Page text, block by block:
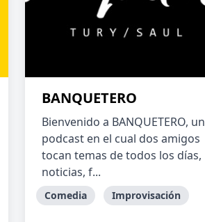
BANQUETERO
Bienvenido a BANQUETERO, un
podcast en el cual dos amigos
tocan temas de todos los días,
noticias, f...
Comedia Improvisación